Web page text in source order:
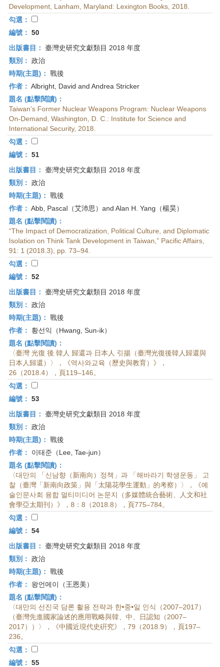
Development, Lanham, Maryland: Lexington Books, 2018.
勾選：
編號： 50
出版書目： 臺灣史研究文獻類目 2018 年度
類別： 政治
時期(主題)： 戰後
作者： Albright, David and Andrea Stricker
題名 (點擊閱讀)：
Taiwan’s Former Nuclear Weapons Program: Nuclear Weapons
On-Demand, Washington, D. C.: Institute for Science and
International Security, 2018.
勾選：
編號： 51
出版書目： 臺灣史研究文獻類目 2018 年度
類別： 政治
時期(主題)： 戰後
作者： Abb, Pascal（艾沛思）and Alan H. Yang（楊昊）
題名 (點擊閱讀)：
“The Impact of Democratization, Political Culture, and Diplomatic
Isolation on Think Tank Development in Taiwan,” Pacific Affairs,
91: 1 (2018.3), pp. 73–94.
勾選：
編號： 52
出版書目： 臺灣史研究文獻類目 2018 年度
類別： 政治
時期(主題)： 戰後
作者：
황선익（Hwang, Sun-ik）
題名 (點擊閱讀)：
〈臺灣 光復 後 韓人 歸還과 日本人 引揚（臺灣光復後韓人歸還與
日本人歸還）〉，《역사와교육（歷史與教育）》，
26（2018.4），頁119–146。
勾選：
編號： 53
出版書目： 臺灣史研究文獻類目 2018 年度
類別： 政治
時期(主題)： 戰後
作者：
이태준（Lee, Tae-jun）
題名 (點擊閱讀)：
〈대만의 「신남향（新南向）정책」과 「해바라기 학생운동」 고
찰（臺灣「新南向政策」與「太陽花學生運動」的考察）〉，《예
술인문사회 융합 멀티미디어 논문지（多媒體統合藝術、人文和社
會學亞太期刊）》，8：8（2018.8），頁775–784。
勾選：
編號： 54
出版書目： 臺灣史研究文獻類目 2018 年度
類別： 政治
時期(主題)： 戰後
作者：
왕언메이（王恩美）
題名 (點擊閱讀)：
〈대만의 선진국 담론 활용 전략과 한•중•일 인식（2007–2017）
（臺灣先進國家論述的應用戰略與韓、中、日認知（2007–
2017））〉，《中國近現代史硏究》，79（2018.9），頁197–
236。
勾選：
編號： 55